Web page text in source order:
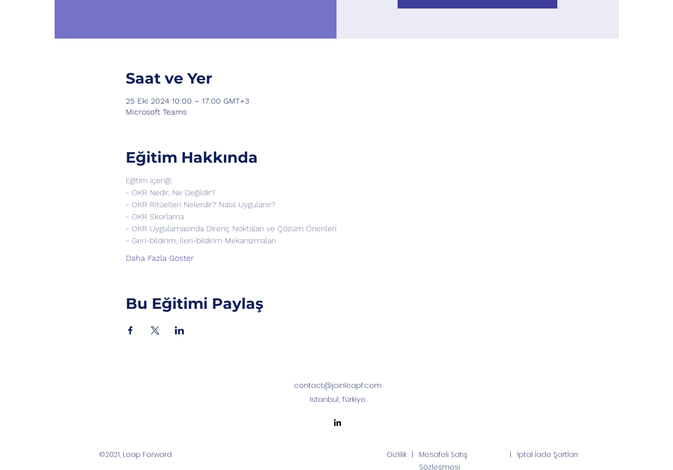
Saat ve Yer
25 Eki 2024 10:00 – 17:00 GMT+3
Microsoft Teams
Eğitim Hakkında
Eğitim içeriği:
- OKR Nedir, Ne Değildir?
- OKR Ritüelleri Nelerdir? Nasıl Uygulanır?
- OKR Skorlama
- OKR Uygulamasında Direnç Noktaları ve Çözüm Önerileri
- Geri-bildirim, İleri-bildirim Mekanizmaları
Daha Fazla Göster
Bu Eğitimi Paylaş
Istanbul, Türkiye
contact@joinleapf.com
©2021, Leap Forward Gizlilik
Mesafeli Satış
Sözleşmesi
İptal İade Şartları